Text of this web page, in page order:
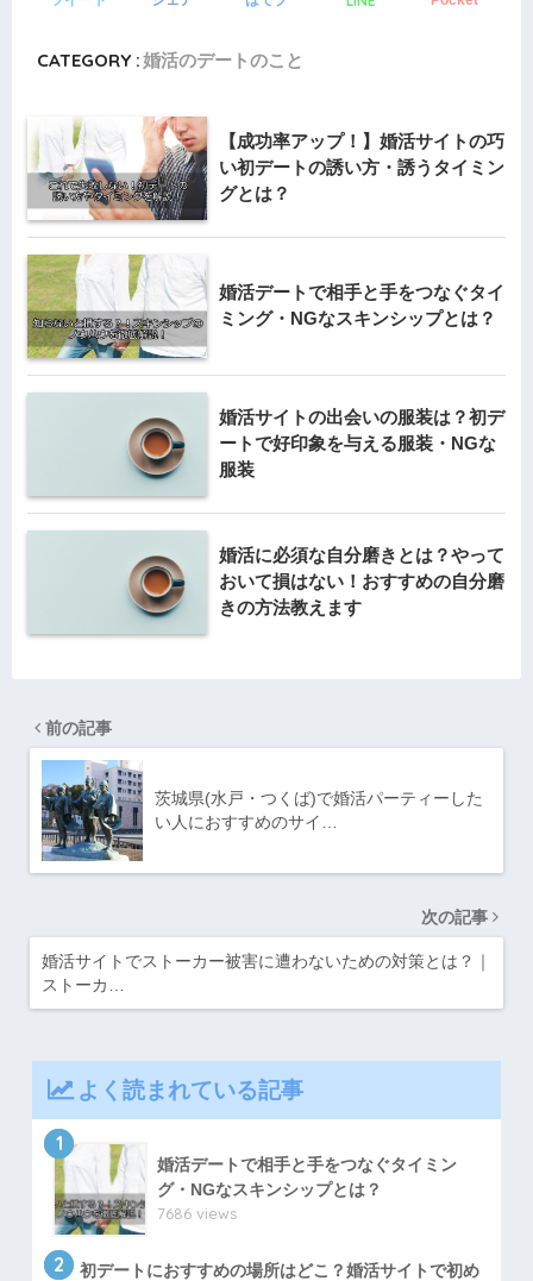
CATEGORY :婚活のデートのこと
【成功率アップ！】婚活サイトの巧
い初デートの誘い方・誘うタイミン
グとは？
婚活デートで相手と手をつなぐタイ
ミング・NGなスキンシップとは？
婚活サイトの出会いの服装は？初デ
ートで好印象を与える服装・NGな
服装
婚活に必須な自分磨きとは？やって
おいて損はない！おすすめの自分磨
きの方法教えます
前の記事
茨城県(水戸・つくば)で婚活パーティーした
い人におすすめのサイ…
次の記事
婚活サイトでストーカー被害に遭わないための対策とは？｜
ストーカ…
よく読まれている記事
1
婚活デートで相手と手をつなぐタイミン
グ・NGなスキンシップとは？
7686 views
2
初デートにおすすめの場所はどこ？婚活サイトで初め